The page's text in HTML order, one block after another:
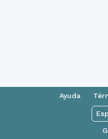
Ayuda